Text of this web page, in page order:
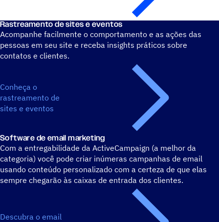
Rastreamento de sites e eventos
Acompanhe facilmente o comportamento e as ações das
pessoas em seu site e receba insights práticos sobre
contatos e clientes.
Conheça o
rastreamento de
sites e eventos
Software de email marketing
Com a entregabilidade da ActiveCampaign (a melhor da
categoria) você pode criar inúmeras campanhas de email
usando conteúdo personalizado com a certeza de que elas
sempre chegarão às caixas de entrada dos clientes.
Descubra o email